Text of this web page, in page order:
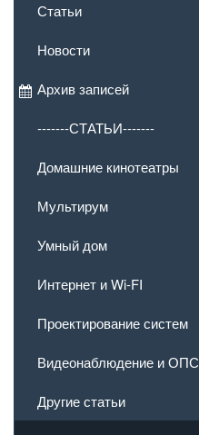
Статьи
Новости
Архив записей
-------СТАТЬИ-------
Домашние кинотеатры
Мультирум
Умный дом
Интернет и Wi-FI
Проектирование систем
Видеонаблюдение и ОПС
Другие статьи